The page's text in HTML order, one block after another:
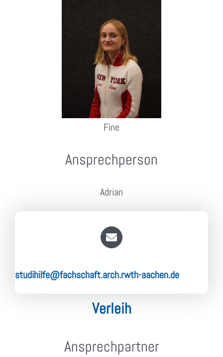
Fine
Ansprechperson
Adrian
studihilfe@fachschaft.arch.rwth-aachen.de
Verleih
Ansprechpartner